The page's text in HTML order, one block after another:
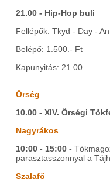
21.00 - Hip-Hop buli
Fellépők: Tkyd - Day -
Belépő: 1.500.- Ft
Kapunyitás: 21.00
Őrség
10.00 - XIV. Őrségi
Nagyrákos
10:00 - 15:00 -
parasztasszonnyal a
Szalafő